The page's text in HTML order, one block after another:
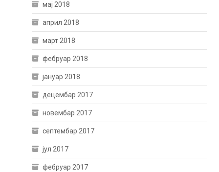
мај 2018
април 2018
март 2018
фебруар 2018
јануар 2018
децембар 2017
новембар 2017
септембар 2017
јул 2017
фебруар 2017